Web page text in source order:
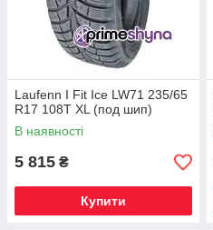
Laufenn I Fit Ice LW71 235/65
R17 108T XL (под шип)
В наявності
5 815 ₴
Купити